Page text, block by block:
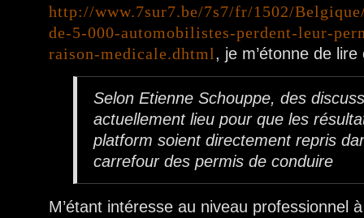
http://www.7sur7.be/7s7/fr/1502/
de-5-000-automobilistes-perdent-leur-
raison-medicale.dhtml, je m’étonne de
Selon Etienne Schouppe, des
actuellement lieu pour que les
platform soient directement repris
carrefour des permis de conduire
M’étant intéresse au niveau professionnel